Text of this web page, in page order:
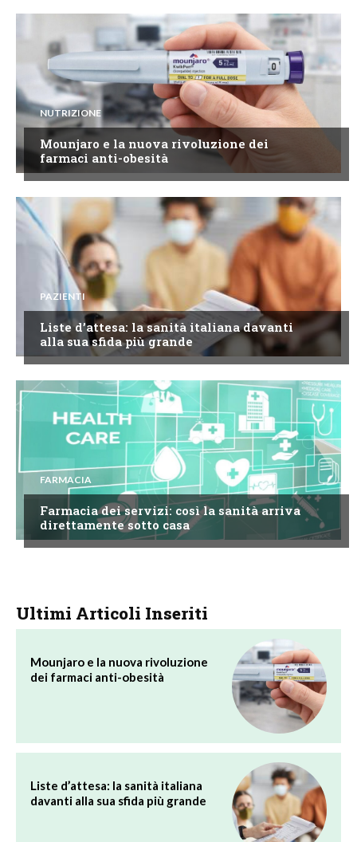
NUTRIZIONE
Mounjaro e la nuova rivoluzione dei
farmaci anti-obesità
PAZIENTI
Liste d’attesa: la sanità italiana davanti
alla sua sfida più grande
FARMACIA
Farmacia dei servizi: così la sanità arriva
direttamente sotto casa
Ultimi Articoli Inseriti
Mounjaro e la nuova rivoluzione
dei farmaci anti-obesità
Liste d’attesa: la sanità italiana
davanti alla sua sfida più grande